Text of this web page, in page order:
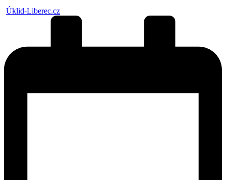
Posted
Úklid-Liberec.cz